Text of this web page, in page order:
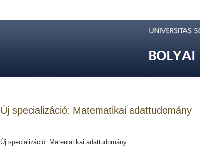
Új specializáció: Matematikai adattudomány
Új specializáció: Matematikai adattudomány